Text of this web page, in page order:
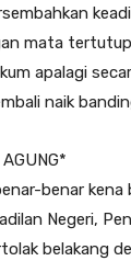
mata
apalagi
naik
benar
Negeri,
belakang